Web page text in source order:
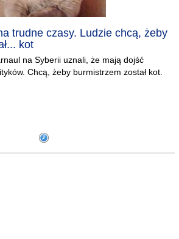
trudne czasy. Ludzie chcą, żeby
kot
na Syberii uznali, że mają dojść
Chcą, żeby burmistrzem został kot.